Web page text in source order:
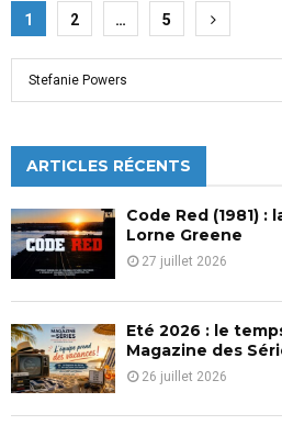
Pagination
des
publications
1 2 … 5
h
f
o
r
:
ARTICLES RÉCENTS
Code Red (1981) :
Lorne Greene
27 juillet 2026
Eté 2026 : le
Magazine des
26 juillet 2026